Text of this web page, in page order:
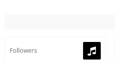
Followers